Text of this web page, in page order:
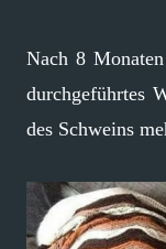
Nach 8
durchgeführtes
des Schweins